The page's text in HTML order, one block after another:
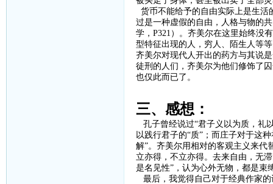
货币不能给予的自由实际上是生活
过是一种虚假的自由，人格与物的
学， P321 ）。齐美尔在这里始终没
型特征出现的人，穷人、陌生人等
齐美尔对现代人开出的药方与其说
徒刑的人们，齐美尔为他们修饰了
也仅此而已了。
三、感想：
孔子曾经说过“君子义以为质，礼
以践行君子的“质”；而庄子对于这
解”。齐美尔用相对的客观主义来代
立亦得，不立亦得。去来自由，无
是名见性”，认为心外无物，都是束
最后，我觉得自己对于经典作家